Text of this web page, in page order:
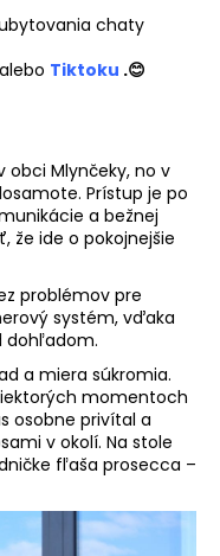
chaty
alebo Tiktoku .😊
obci Mlynčeky, no v
Prístup je po
a bežnej
že ide o pokojnejšie
problémov pre
systém, vďaka
dohľadom.
a miera súkromia.
momentoch
osobne privítal a
v okolí. Na stole
fľaša prosecca –